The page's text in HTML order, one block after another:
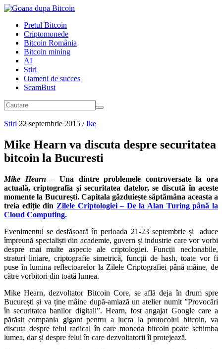
Pretul Bitcoin
Criptomonede
Bitcoin România
Bitcoin mining
AI
Stiri
Oameni de succes
ScamBust
Stiri 22 septembrie 2015 / Ike
Mike Hearn va discuta despre securitatea
bitcoin la Bucuresti
Mike Hearn – Una dintre problemele controversate la ora
actuală, criptografia și securitatea datelor, se discută în aceste
momente la București. Capitala găzduiește săptămâna aceasta a
treia ediție din Zilele Criptologiei – De la Alan Turing până la
Cloud Computing.
Evenimentul se desfășoară în perioada 21-23 septembrie și aduce
împreună specialiști din academie, guvern și industrie care vor vorbi
despre mai multe aspecte ale criptologiei. Funcții neclonabile,
straturi liniare, criptografie simetrică, funcții de hash, toate vor fi
puse în lumina reflectoarelor la Zilele Criptografiei până mâine, de
către vorbitori din toată lumea.
Mike Hearn, dezvoltator Bitcoin Core, se află deja în drum spre
București și va ține mâine după-amiază un atelier numit ”Provocări
în securitatea banilor digitali”. Hearn, fost angajat Google care a
părăsit compania gigant pentru a lucra la protocolul bitcoin, va
discuta despre felul radical în care moneda bitcoin poate schimba
lumea, dar și despre felul în care dezvoltatorii îl protejează.